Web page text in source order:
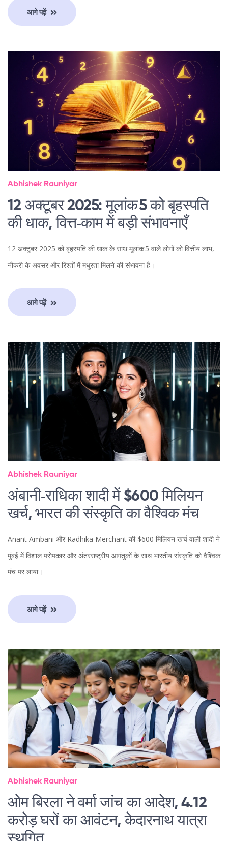
आगे पढ़ें
Abhishek Rauniyar
12 अक्टूबर 2025: मूलांक 5 को बृहस्पति
की धाक, वित्त‑काम में बड़ी संभावनाएँ
12 अक्टूबर 2025 को बृहस्पति की धाक के साथ मूलांक 5 वाले लोगों को वित्तीय लाभ,
नौकरी के अवसर और रिश्तों में मधुरता मिलने की संभावना है।
आगे पढ़ें
Abhishek Rauniyar
अंबानी‑राधिका शादी में $600 मिलियन
खर्च, भारत की संस्कृति का वैश्विक मंच
Anant Ambani और Radhika Merchant की $600 मिलियन खर्च वाली शादी ने
मुंबई में विशाल परोपकार और अंतरराष्ट्रीय आगंतुकों के साथ भारतीय संस्कृति को वैश्विक
मंच पर लाया।
आगे पढ़ें
Abhishek Rauniyar
ओम बिरला ने वर्मा जांच का आदेश, 4.12
करोड़ घरों का आवंटन, केदारनाथ यात्रा